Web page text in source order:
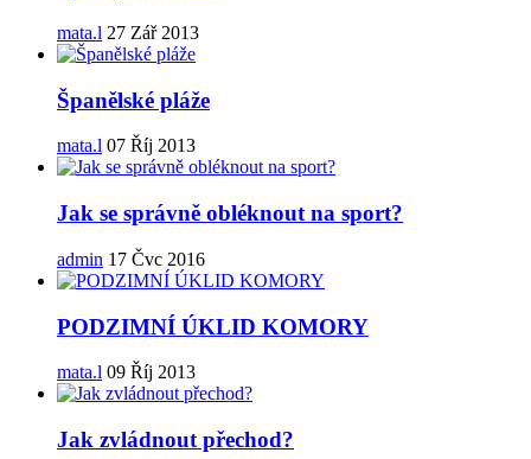
mata.l 27 Zář 2013
Španělské pláže
mata.l 07 Říj 2013
Jak se správně obléknout na sport?
admin 17 Čvc 2016
PODZIMNÍ ÚKLID KOMORY
mata.l 09 Říj 2013
Jak zvládnout přechod?